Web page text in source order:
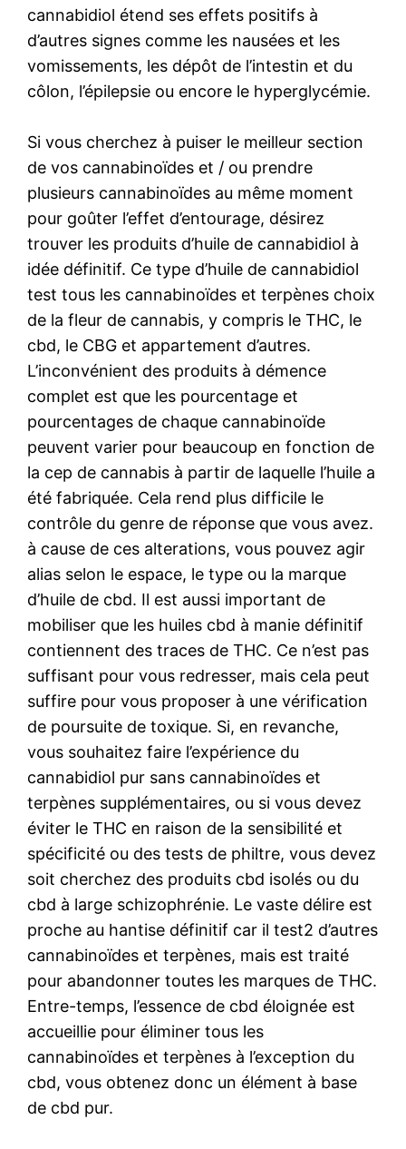
cannabidiol étend ses effets positifs à
d’autres signes comme les nausées et les
vomissements, les dépôt de l’intestin et du
côlon, l’épilepsie ou encore le hyperglycémie.
Si vous cherchez à puiser le meilleur section
de vos cannabinoïdes et / ou prendre
plusieurs cannabinoïdes au même moment
pour goûter l’effet d’entourage, désirez
trouver les produits d’huile de cannabidiol à
idée définitif. Ce type d’huile de cannabidiol
test tous les cannabinoïdes et terpènes choix
de la fleur de cannabis, y compris le THC, le
cbd, le CBG et appartement d’autres.
L’inconvénient des produits à démence
complet est que les pourcentage et
pourcentages de chaque cannabinoïde
peuvent varier pour beaucoup en fonction de
la cep de cannabis à partir de laquelle l’huile a
été fabriquée. Cela rend plus difficile le
contrôle du genre de réponse que vous avez.
à cause de ces alterations, vous pouvez agir
alias selon le espace, le type ou la marque
d’huile de cbd. Il est aussi important de
mobiliser que les huiles cbd à manie définitif
contiennent des traces de THC. Ce n’est pas
suffisant pour vous redresser, mais cela peut
suffire pour vous proposer à une vérification
de poursuite de toxique. Si, en revanche,
vous souhaitez faire l’expérience du
cannabidiol pur sans cannabinoïdes et
terpènes supplémentaires, ou si vous devez
éviter le THC en raison de la sensibilité et
spécificité ou des tests de philtre, vous devez
soit cherchez des produits cbd isolés ou du
cbd à large schizophrénie. Le vaste délire est
proche au hantise définitif car il test2 d’autres
cannabinoïdes et terpènes, mais est traité
pour abandonner toutes les marques de THC.
Entre-temps, l’essence de cbd éloignée est
accueillie pour éliminer tous les
cannabinoïdes et terpènes à l’exception du
cbd, vous obtenez donc un élément à base
de cbd pur.